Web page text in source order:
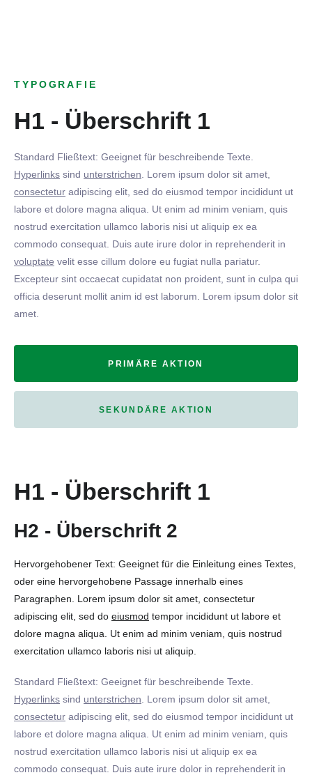
TYPOGRAFIE
H1 - Überschrift 1
Standard Fließtext: Geeignet für beschreibende Texte.
Hyperlinks sind unterstrichen . Lorem ipsum dolor sit amet,
consectetur adipiscing elit, sed do eiusmod tempor incididunt ut
labore et dolore magna aliqua. Ut enim ad minim veniam, quis
nostrud exercitation ullamco laboris nisi ut aliquip ex ea
commodo consequat. Duis aute irure dolor in reprehenderit in
voluptate velit esse cillum dolore eu fugiat nulla pariatur.
Excepteur sint occaecat cupidatat non proident, sunt in culpa qui
officia deserunt mollit anim id est laborum. Lorem ipsum dolor sit
amet.
PRIMÄRE AKTION
SEKUNDÄRE AKTION
H1 - Überschrift 1
H2 - Überschrift 2
Hervorgehobener Text: Geeignet für die Einleitung eines Textes,
oder eine hervorgehobene Passage innerhalb eines
Paragraphen. Lorem ipsum dolor sit amet, consectetur
adipiscing elit, sed do eiusmod tempor incididunt ut labore et
dolore magna aliqua. Ut enim ad minim veniam, quis nostrud
exercitation ullamco laboris nisi ut aliquip.
Standard Fließtext: Geeignet für beschreibende Texte.
Hyperlinks sind unterstrichen. Lorem ipsum dolor sit amet,
consectetur adipiscing elit, sed do eiusmod tempor incididunt ut
labore et dolore magna aliqua. Ut enim ad minim veniam, quis
nostrud exercitation ullamco laboris nisi ut aliquip ex ea
commodo consequat. Duis aute irure dolor in reprehenderit in